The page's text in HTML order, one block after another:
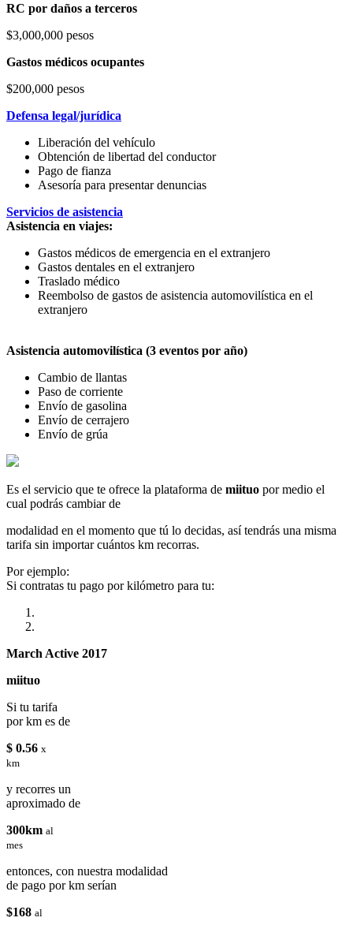
RC por daños a terceros
$3,000,000 pesos
Gastos médicos ocupantes
$200,000 pesos
Defensa legal/jurídica
Liberación del vehículo
Obtención de libertad del conductor
Pago de fianza
Asesoría para presentar denuncias
Servicios de asistencia
Asistencia en viajes:
Gastos médicos de emergencia en el extranjero
Gastos dentales en el extranjero
Traslado médico
Reembolso de gastos de asistencia automovilística en el
extranjero
Asistencia automovilística (3 eventos por año)
Cambio de llantas
Paso de corriente
Envío de gasolina
Envío de cerrajero
Envío de grúa
Es el servicio que te ofrece la plataforma de miituo por medio el
cual podrás cambiar de
modalidad en el momento que tú lo decidas, así tendrás una misma
tarifa sin importar cuántos km recorras.
Por ejemplo:
Si contratas tu pago por kilómetro para tu:
March Active 2017
miituo
Si tu tarifa
por km es de
$ 0.56 x
km
y recorres un
aproximado de
300km al
mes
entonces, con nuestra modalidad
de pago por km serían
$168 al